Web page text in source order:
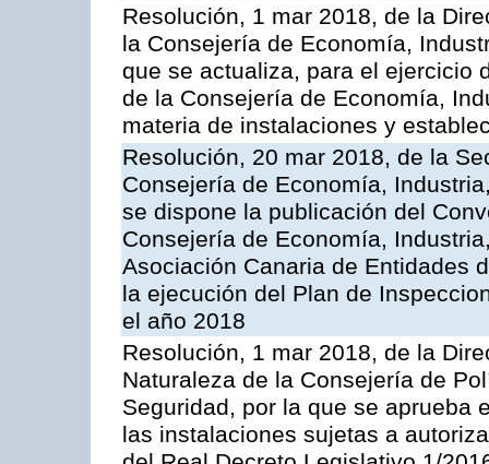
Resolución, 1 mar 2018, de la
la Consejería de Economía,
que se actualiza, para el ejercicio
de la Consejería de Economía,
materia de instalaciones y
Resolución, 20 mar 2018, de la
Consejería de Economía,
se dispone la publicación del
Consejería de Economía,
Asociación Canaria de Entidades
la ejecución del Plan de
el año 2018
Resolución, 1 mar 2018, de la
Naturaleza de la Consejería de
Seguridad, por la que se aprueba
las instalaciones sujetas a